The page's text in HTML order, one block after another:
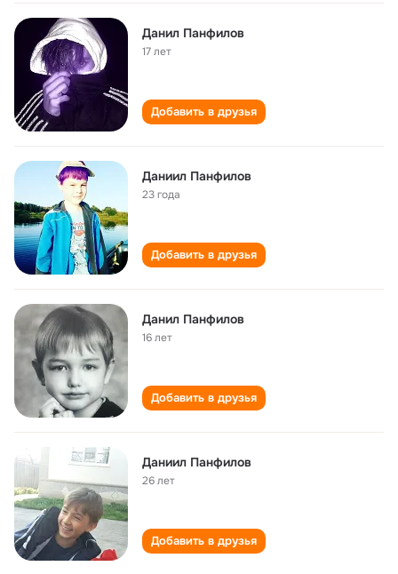
Данил Панфилов
17 лет
Добавить в друзья
Даниил Панфилов
23 года
Добавить в друзья
Данил Панфилов
16 лет
Добавить в друзья
Даниил Панфилов
26 лет
Добавить в друзья